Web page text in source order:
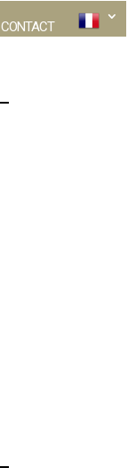
CONTACT